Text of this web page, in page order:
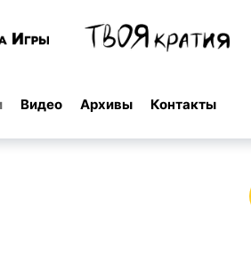
Видео Архивы Контакты